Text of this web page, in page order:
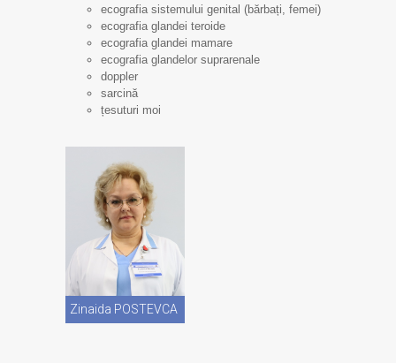
ecografia sistemului genital (bărbați, femei)
ecografia glandei teroide
ecografia glandei mamare
ecografia glandelor suprarenale
doppler
sarcină
țesuturi moi
Zinaida POSTEVCA
Vezi CV